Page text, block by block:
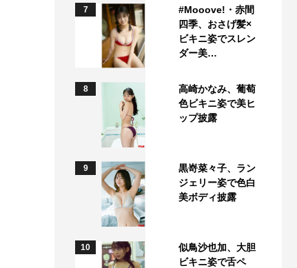
7
#Mooove!・赤間
四季、おさげ髪×
ビキニ姿でスレン
ダー美…
8
高崎かなみ、葡萄
色ビキニ姿で美ヒ
ップ披露
9
黒嵜菜々子、ラン
ジェリー姿で色白
美ボディ披露
10
似鳥沙也加、大胆
ビキニ姿で舌ペ